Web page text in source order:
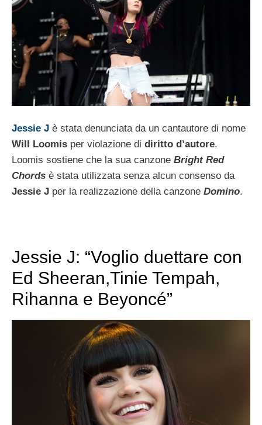
Jessie J è stata denunciata da un cantautore di nome
Will Loomis per violazione di diritto d’autore.
Loomis sostiene che la sua canzone Bright Red
Chords è stata utilizzata senza alcun consenso da
Jessie J per la realizzazione della canzone Domino.
Jessie J: “Voglio duettare con
Ed Sheeran,Tinie Tempah,
Rihanna e Beyoncé”